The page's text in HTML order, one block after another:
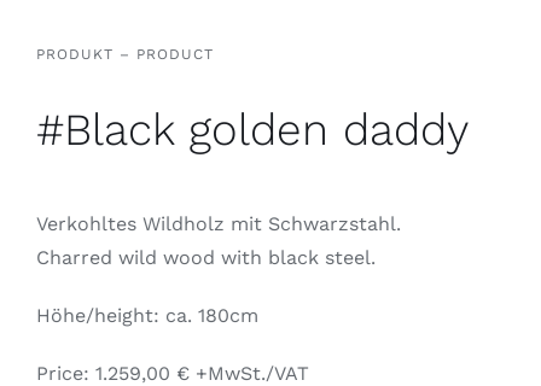
PRODUKT – PRODUCT
#Black golden daddy
Verkohltes Wildholz mit Schwarzstahl.
Charred wild wood with black steel.
Höhe/height: ca. 180cm
Price: 1.259,00 € +MwSt./VAT